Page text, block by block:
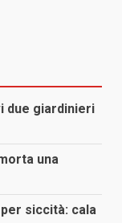
due giardinieri
una
siccità: cala